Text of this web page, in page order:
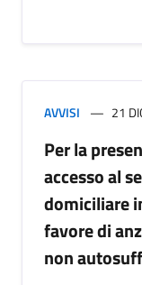
AVVISI 21
Per la
accesso al
domiciliare
favore di
non